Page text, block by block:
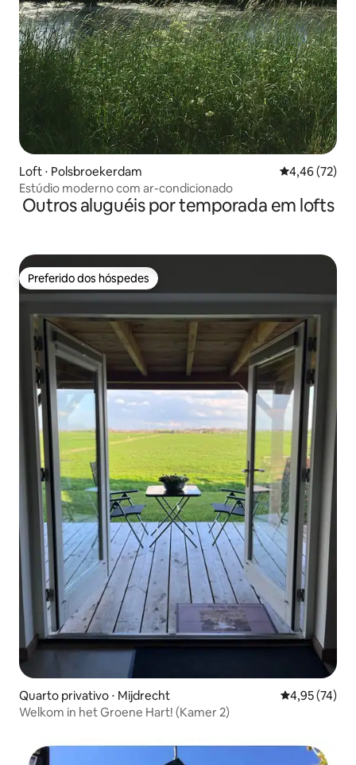
Loft ⋅ Polsbroekerdam 4,46 de uma
4,46 (72)
Estúdio moderno com ar-condicionado
Outros aluguéis por temporada em lofts
Preferido dos hóspedes
Preferido dos hóspedes
Quarto privativo ⋅ Mijdrecht 4,95 de uma
4,95 (74)
Welkom in het Groene Hart! (Kamer 2)